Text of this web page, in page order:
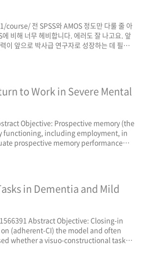
전 SPSS와 AMOS 정도만 다룰 줄 아
비해 너무 헤비합니다. 에러도 잘 나고요. 앞
이 앞으로 박사급 연구자로 성장하는 데 필요
to Work in Severe Mental
Objective: Prospective memory (the
functioning, including employment, in
prospective memory performance
in Dementia and Mild
Abstract Objective: Closing-in
(adherent-CI) the model and often
whether a visuo-constructional task